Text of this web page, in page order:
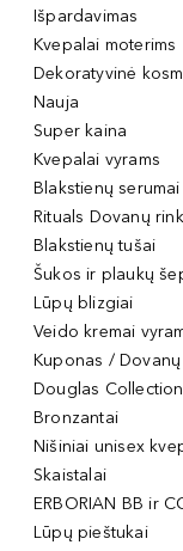
Išpardavimas
Kvepalai moterims
Dekoratyvinė
Nauja
Super kaina
Kvepalai vyrams
Blakstienų serumai
Rituals Dovanų
Blakstienų tušai
Šukos ir plaukų
Lūpų blizgiai
Veido kremai
Kuponas /
Douglas
Bronzantai
Nišiniai unisex
Skaistalai
ERBORIAN BB ir
Lūpų pieštukai